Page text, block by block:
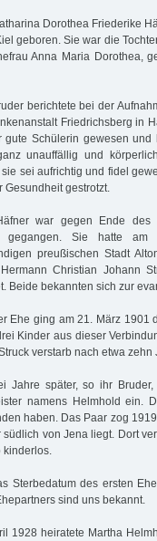
Dorothea Friederike
geboren. Sie war die
Anna Maria Dorothea,
berichtete bei der
Friedrichsberg in
gute Schülerin gewesen
unauffällig und
sie sei aufrichtig und fidel
Gesundheit gestrotzt.
war gegen Ende des
gegangen. Sie hatte
preußischen Stadt
Christian Johann
Beide bekannten sich zur
Ehe ging am 21. März 1901
Kinder aus dieser
verstarb nach etwa
Jahre später, so ihr
namens Helmhold ein.
haben. Das Paar zog
südlich von Jena liegt. Dort
Sterbedatum des ersten
sind uns bekannt.
1928 heiratete Martha